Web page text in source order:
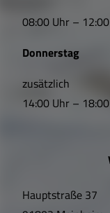
n
k
s
f
08:00 Uhr –
Donnerstag
zusätzlich
14:00 Uhr –
Hauptstraße 37